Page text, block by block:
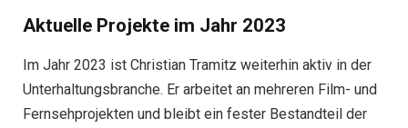
Aktuelle Projekte im Jahr 2023
Im Jahr 2023 ist Christian Tramitz weiterhin aktiv in der
Unterhaltungsbranche. Er arbeitet an mehreren Film- und
Fernsehprojekten und bleibt ein fester Bestandteil der